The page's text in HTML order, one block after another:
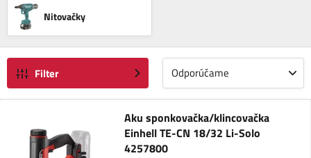
Nitovačky
Filter Odporúčame
Aku sponkovačka/klincovačka
Einhell TE-CN 18/32 Li-Solo
4257800